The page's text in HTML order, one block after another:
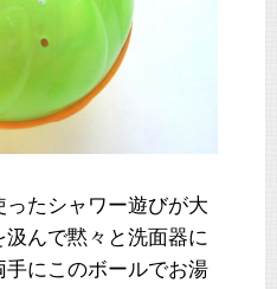
たシャワー遊びが大
んで黙々と洗面器に
にこのボールでお湯